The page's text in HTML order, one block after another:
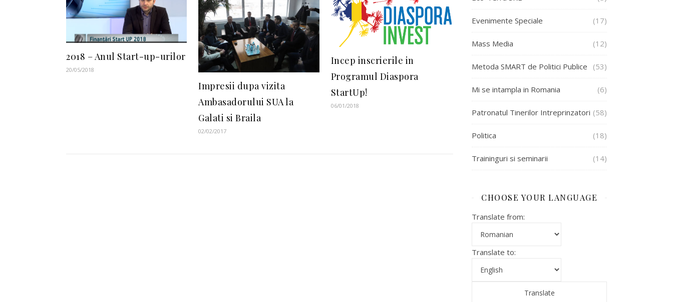
2018 – Anul Start-up-urilor
20/05/2018
Impresii dupa vizita
Ambasadorului SUA la
Galati si Braila
02/02/2017
Incep inscrierile in
Programul Diaspora
StartUp!
06/01/2018
Evenimente Speciale (17)
Mass Media (12)
Metoda SMART de Politici Publice (53)
Mi se intampla in Romania (6)
Patronatul Tinerilor Intreprinzatori (58)
Politica (18)
Traininguri si seminarii (14)
CHOOSE YOUR LANGUAGE
Translate from:
Translate to: